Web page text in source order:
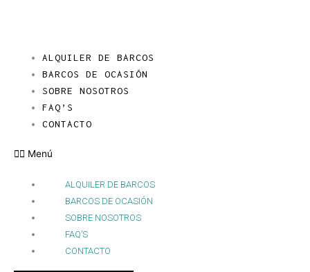
ALQUILER DE BARCOS
BARCOS DE OCASIÓN
SOBRE NOSOTROS
FAQ’S
CONTACTO
Menú
ALQUILER DE BARCOS
BARCOS DE OCASIÓN
SOBRE NOSOTROS
FAQ’S
CONTACTO